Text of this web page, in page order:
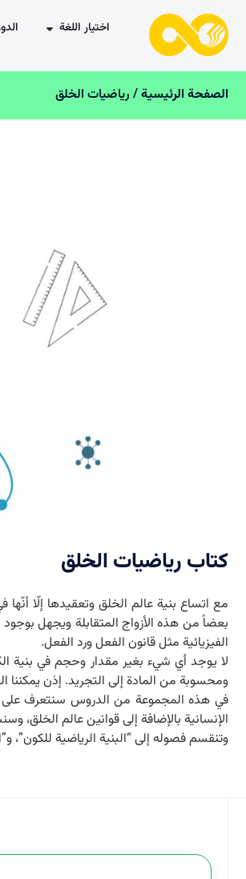
اختيار اللغة
الصفحة الرئیسیة/ رياضيات الخلق
کتاب رياضيات الخلق
مع اتساع بنية عالم الخلق وتعقيدها إلّا
بعضاً من هذه الأزواج المتقابلة ویجهل بوجود
الفيزيائية مثل قانون الفعل ورد الفعل.
لا يوجد أي شيء بغير مقدار وحجم في بنية
ومحسوبة من المادة إلى التجريد. إذن
في هذه المجموعة من الدروس سنتعرف على
الإنسانية بالإضافة إلى قوانين عالم الخلق،
وتنقسم فصوله إلى “البنية الرياضية للكون”،